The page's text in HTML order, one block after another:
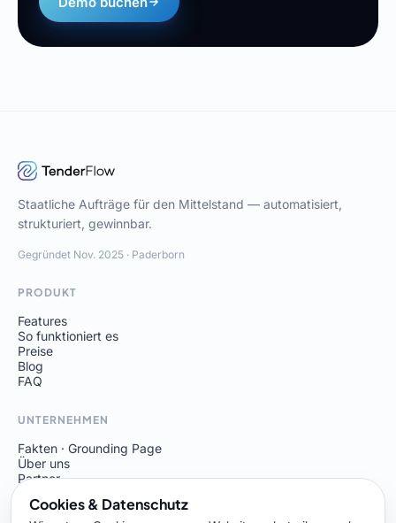
Staatliche Aufträge für den Mittelstand — automatisiert,
strukturiert, gewinnbar.
Gegründet Nov. 2025 · Paderborn
PRODUKT
Features
So funktioniert es
Preise
Blog
FAQ
UNTERNEHMEN
Fakten · Grounding Page
Über uns
Partner
Demo buchen
Cookies & Datenschutz